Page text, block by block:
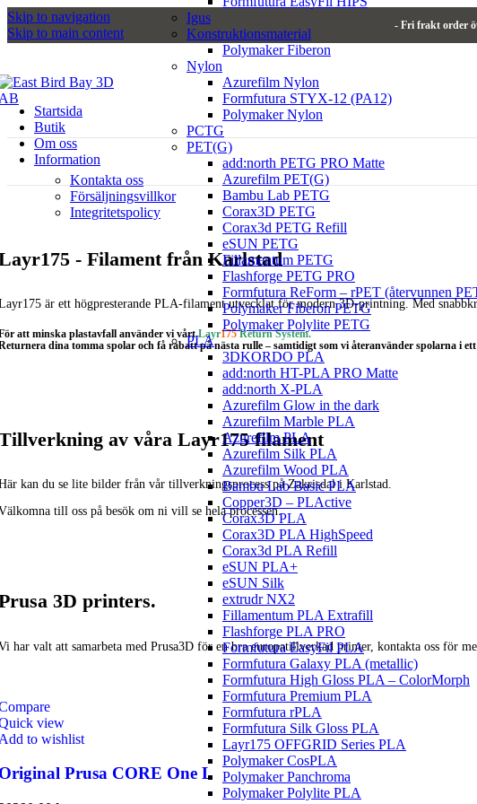
Skip to navigation
Skip to main content
- Fri frakt order
Igus
Konstruktionsmaterial
Polymaker Fiberon
Nylon
Azurefilm Nylon
Formfutura STYX-12 (PA12)
Polymaker Nylon
PCTG
PET(G)
add:north PETG PRO Matte
Azurefilm PET(G)
Bambu Lab PETG
Corax3D PETG
Corax3d PETG Refill
eSUN PETG
Fillamentum PETG
Flashforge PETG PRO
Formfutura ReForm – rPET (återvunnen
Polymaker Fiberon PETG
Polymaker Polylite PETG
PLA
3DKORDO PLA
add:north HT-PLA PRO Matte
add:north X-PLA
Azurefilm Glow in the dark
Azurefilm Marble PLA
Azurefilm PLA
Azurefilm Silk PLA
Azurefilm Wood PLA
Bambu Lab Basic PLA
Copper3D – PLActive
Corax3D PLA
Corax3D PLA HighSpeed
Corax3d PLA Refill
eSUN PLA+
eSUN Silk
extrudr NX2
Fillamentum PLA Extrafill
Flashforge PLA PRO
Formfutura EasyFil PLA
Formfutura Galaxy PLA (metallic)
Formfutura High Gloss PLA – ColorMorph
Formfutura Premium PLA
Formfutura rPLA
Formfutura Silk Gloss PLA
Layr175 OFFGRID Series PLA
Polymaker CosPLA
Polymaker Panchroma
Polymaker Polylite PLA
Startsida
Butik
Om oss
Information
Kontakta oss
Försäljningsvillkor
Integritetspolicy
- Filament från Karlstad
är ett högpresterande PLA-filament utvecklat för modern 3D-printning. Med
att minska plastavfall använder vi vårtLayr175Return System.
dina tomma spolar och få rabatt på nästa rulle – samtidigt som vi återanvänder spolarna i
av våra Layr175 filament
kan du se lite bilder från vår tillverkningsprocess på Zakrisdal i Karlstad.
till oss på besök om ni vill se hela processen.
3D printers.
har valt att samarbeta med Prusa3D för en bra europatillverkad printer, kontakta oss för
view
to wishlist
Prusa CORE One L